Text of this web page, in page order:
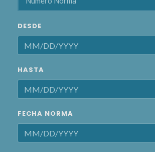
DESDE
HASTA
FECHA NORMA